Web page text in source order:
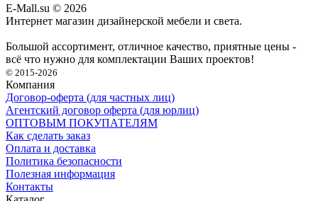
E-Mall.su © 2026
Интернет магазин дизайнерской мебели и света.
Большой ассортимент, отличное качество, приятные цены -
всё что нужно для комплектации Ваших проектов!
© 2015-2026
Компания
Договор-оферта (для частных лиц)
Агентский договор оферта (для юрлиц)
ОПТОВЫМ ПОКУПАТЕЛЯМ
Как сделать заказ
Оплата и доставка
Политика безопасности
Полезная информация
Контакты